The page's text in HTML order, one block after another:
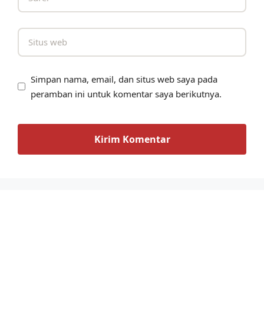
Simpan nama, email, dan situs web saya pada
peramban ini untuk komentar saya berikutnya.